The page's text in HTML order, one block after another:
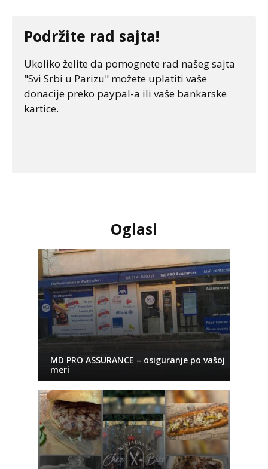
Podržite rad sajta!
Ukoliko želite da pomognete rad našeg sajta
"Svi Srbi u Parizu" možete uplatiti vaše
donacije preko paypal-a ili vaše bankarske
kartice.
Oglasi
MD PRO ASSURANCE – osiguranje po vašoj
meri